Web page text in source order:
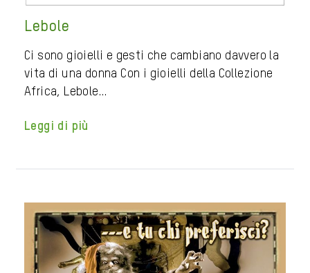
Lebole
Ci sono gioielli e gesti che cambiano davvero la
vita di una donna Con i gioielli della Collezione
Africa, Lebole…
Leggi di più